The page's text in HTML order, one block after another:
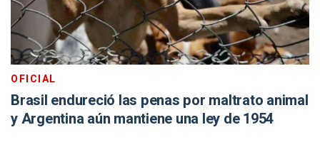
OFICIAL
Brasil endureció las penas por maltrato animal
y Argentina aún mantiene una ley de 1954